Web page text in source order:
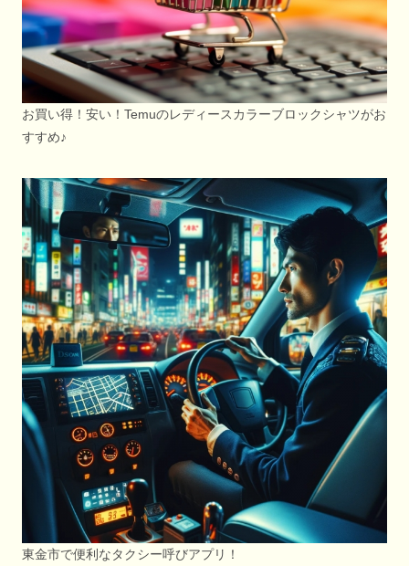
お買い得！安い！Temuのレディースカラーブロックシャツがお
すすめ♪
東金市で便利なタクシー呼びアプリ！